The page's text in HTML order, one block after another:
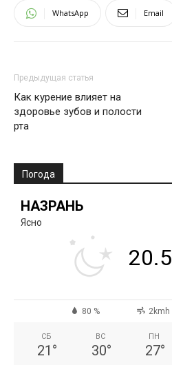
WhatsApp Email
Предыдущая статья
Как курение влияет на
здоровье зубов и полости
рта
Погода
НАЗРАНЬ
Ясно
20.5
80 % 2kmh
СБ
21 °
ВС
30°
ПН
27°